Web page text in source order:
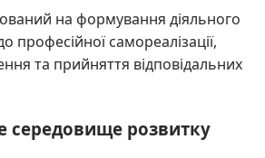
на формування діяльного
професійної самореалізації,
та прийняття відповідальних
середовище розвитку